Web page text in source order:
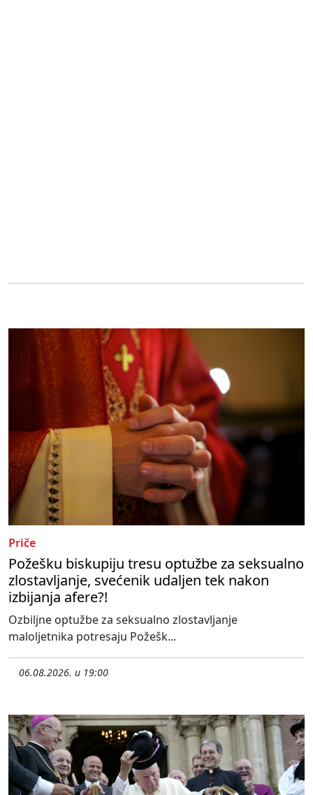
Priče
Požešku biskupiju tresu optužbe za seksualno
zlostavljanje, svećenik udaljen tek nakon
izbijanja afere?!
Ozbiljne optužbe za seksualno zlostavljanje
maloljetnika potresaju Požešk...
06.08.2026. u 19:00